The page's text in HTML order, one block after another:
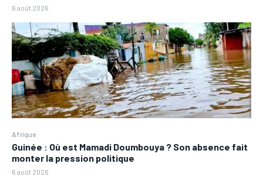
6 août 2026
Afrique
Guinée : Où est Mamadi Doumbouya ? Son absence fait
monter la pression politique
6 août 2026